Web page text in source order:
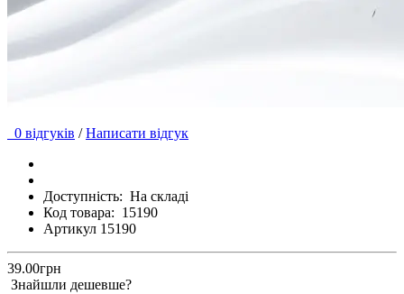
0 відгуків / Написати відгук
Доступність: На складі
Код товара: 15190
Артикул 15190
39.00грн
Знайшли дешевше?